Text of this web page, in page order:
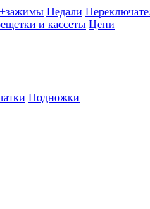
Педали
и кассеты Цепи
Подножки